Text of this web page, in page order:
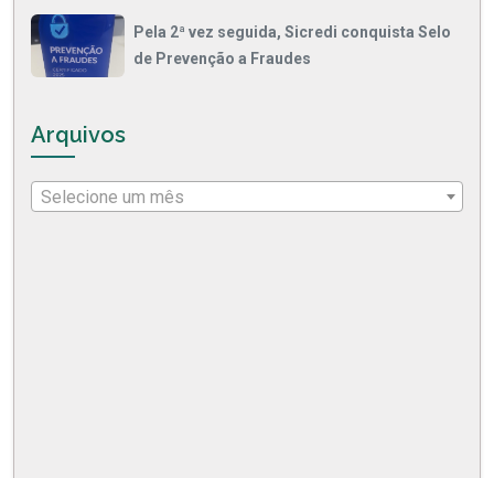
Pela 2ª vez seguida, Sicredi conquista Selo
de Prevenção a Fraudes
Arquivos
Selecione um mês